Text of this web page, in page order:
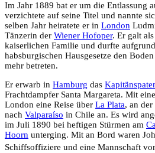
Im Jahr 1889 bat er um die Entlassung
verzichtete auf seine Titel und nannte
selben Jahr heiratete er in London
Tänzerin der Wiener Hofoper. Er galt als
kaiserlichen Familie und durfte
habsburgischen Hausgesetze den Boden
mehr betreten.
Er erwarb in Hamburg das
Frachtdampfer Santa Margareta. Mit
London eine Reise über La Plata, an der
nach Valparaíso in Chile an. Es wird
im Juli 1890 bei heftigen Stürmen am
Hoorn unterging. Mit an Bord waren
Schiffsoffiziere und eine Mannschaft